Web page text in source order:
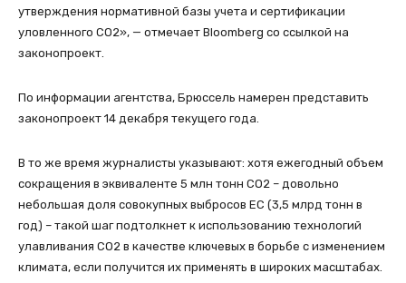
утверждения нормативной базы учета и сертификации
уловленного СО2», — отмечает Bloomberg со ссылкой на
законопроект.
По информации агентства, Брюссель намерен представить
законопроект 14 декабря текущего года.
В то же время журналисты указывают: хотя ежегодный объем
сокращения в эквиваленте 5 млн тонн СО2 – довольно
небольшая доля совокупных выбросов ЕС (3,5 млрд тонн в
год) – такой шаг подтолкнет к использованию технологий
улавливания СО2 в качестве ключевых в борьбе с изменением
климата, если получится их применять в широких масштабах.